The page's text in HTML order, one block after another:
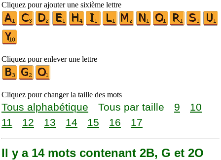
Cliquez pour ajouter une sixième lettre
Cliquez pour enlever une lettre
Cliquez pour changer la taille des mots
Tous alphabétique Tous par taille 9
10
11
12 13 14 15 16 17
Il y a 14 mots contenant 2B, G et 2O